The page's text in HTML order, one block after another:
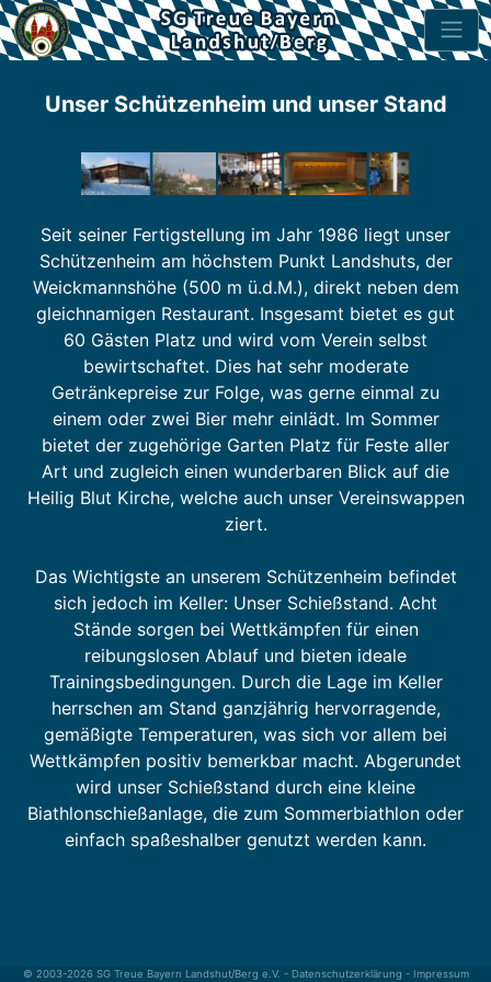
Unser Schützenheim und unser Stand
Seit seiner Fertigstellung im Jahr 1986 liegt unser
Schützenheim am höchstem Punkt Landshuts, der
Weickmannshöhe (500 m ü.d.M.), direkt neben dem
gleichnamigen Restaurant. Insgesamt bietet es gut
60 Gästen Platz und wird vom Verein selbst
bewirtschaftet. Dies hat sehr moderate
Getränkepreise zur Folge, was gerne einmal zu
einem oder zwei Bier mehr einlädt. Im Sommer
bietet der zugehörige Garten Platz für Feste aller
Art und zugleich einen wunderbaren Blick auf die
Heilig Blut Kirche, welche auch unser Vereinswappen
ziert.
Das Wichtigste an unserem Schützenheim befindet
sich jedoch im Keller: Unser Schießstand. Acht
Stände sorgen bei Wettkämpfen für einen
reibungslosen Ablauf und bieten ideale
Trainingsbedingungen. Durch die Lage im Keller
herrschen am Stand ganzjährig hervorragende,
gemäßigte Temperaturen, was sich vor allem bei
Wettkämpfen positiv bemerkbar macht. Abgerundet
wird unser Schießstand durch eine kleine
Biathlonschießanlage, die zum Sommerbiathlon oder
einfach spaßeshalber genutzt werden kann.
© 2003-2026 SG Treue Bayern Landshut/Berg e.V. - Datenschutzerklärung - Impressum